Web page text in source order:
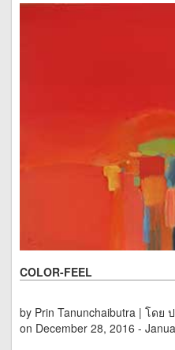
COLOR-FEEL
by Prin Tanunchaibutra | โด
on December 28, 2016 -